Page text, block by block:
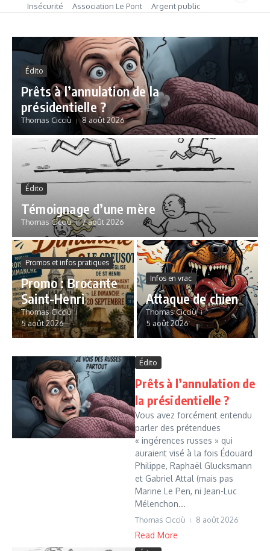
Insécurité
Association Le Pont Argent public
Édito
Prêts à l’annulation de la
présidentielle ?
Thomas Cicciù 8 août 2026
Édito
Témoignage d’une mère
Thomas Cicciù 7 août 2026
Promos et infos pratiques
Promo : Brocante
Saint-Henri
Thomas Cicciù
5 août 2026
Infos en vrac
Attaque de chien
Thomas Cicciù
5 août 2026
Édito
Prêts à l’annulation de
la présidentielle ?
Vous avez forcément entendu
parler des prétendues
« ingérences russes » qui
auraient visé à la fois Édouard
Philippe, Raphaël Glucksmann
et Gabriel Attal (mais pas
Marine Le Pen, ni Jean-Luc
Mélenchon...
Thomas Cicciù 8 août 2026
Read More